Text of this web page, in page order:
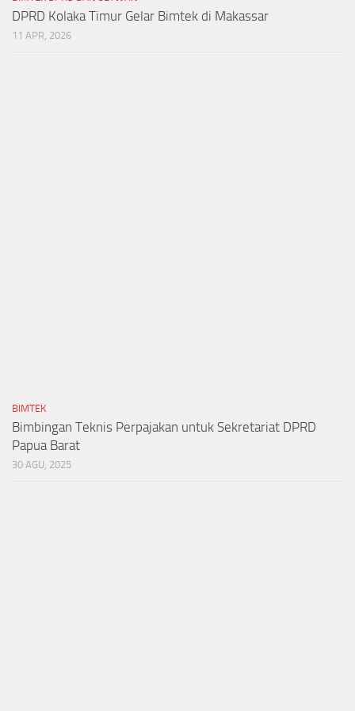
DPRD Kolaka Timur Gelar Bimtek di Makassar
11 APR, 2026
BIMTEK
Bimbingan Teknis Perpajakan untuk Sekretariat DPRD
Papua Barat
30 AGU, 2025